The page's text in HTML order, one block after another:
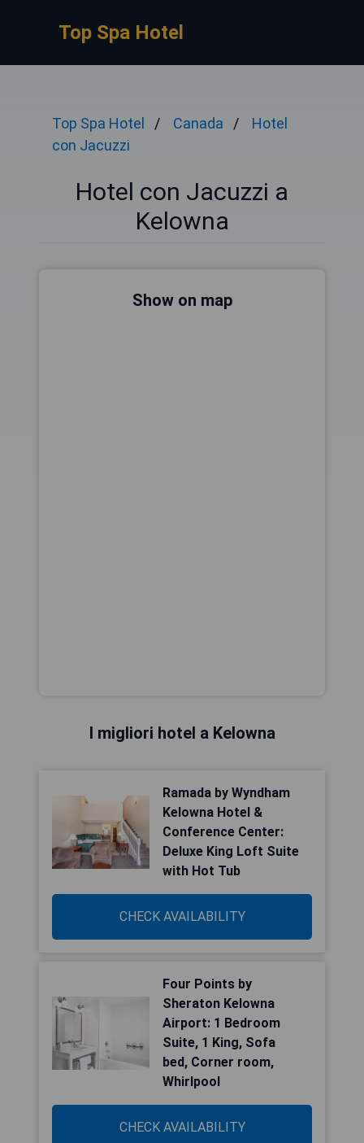
Top Spa Hotel
Top Spa Hotel Canada
Hotel
con Jacuzzi
Hotel con Jacuzzi a
Kelowna
Show on map
I migliori hotel a Kelowna
Ramada by Wyndham
Kelowna Hotel &
Conference Center:
Deluxe King Loft Suite
with Hot Tub
CHECK AVAILABILITY
Four Points by
Sheraton Kelowna
Airport: 1 Bedroom
Suite, 1 King, Sofa
bed, Corner room,
Whirlpool
CHECK AVAILABILITY